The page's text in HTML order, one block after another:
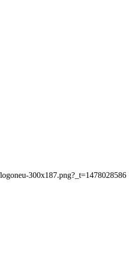
300x187.png?_t=1478028586